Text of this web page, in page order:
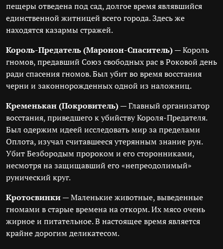
пещеры отведена под сад, долгое время являвшийся
единственной житницей всего города. Здесь же
находятся казармы стражей.
Король-Предатель (Маронон-Спаситель)— Король
гномов, предавший Союз свободных рас в Роковой день
ради спасения гномов. Был убит во время восстания
черни и законнорожденных одной из наложниц.
Кременькан (Покровитель)— Главный организатор
восстания, приведшего к убийству Короля-Предателя.
Был одержим идеей исследовать мир за пределами
Оплота, изучал считавшееся утерянным знание рун.
Убит Безбородым пророком и его сторонниками,
несмотря на защищавший его «непреодолимый»
рунический круг.
Кротосвинки— Маленькие животные, выведенные
гномами в старые времена на откорм. Их мясо очень
жирное и питательное. В настоящее время является
крайне дорогим деликатесом.